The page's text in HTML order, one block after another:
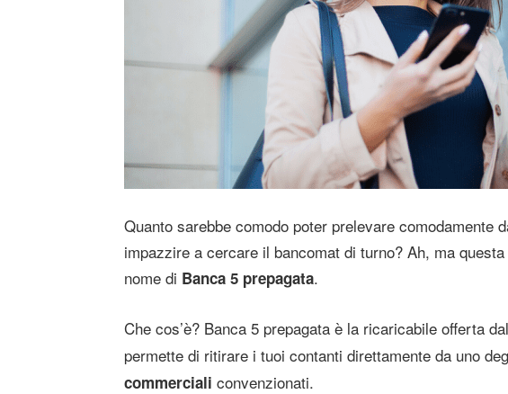
Quanto sarebbe comodo poter prelevare comodamente
impazzire a cercare il bancomat di turno? Ah, ma
nome di Banca 5 prepagata.
Che cos’è? Banca 5 prepagata è la ricaricabile offerta
permette di ritirare i tuoi contanti direttamente da uno
commerciali convenzionati.